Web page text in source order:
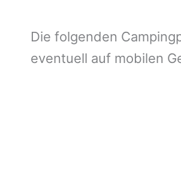
Die folgenden
eventuell auf mobilen